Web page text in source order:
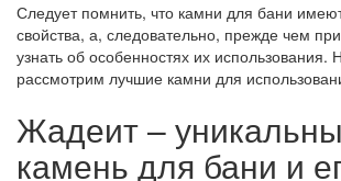
Следует помнить, что камни для бани
свойства, а, следовательно, прежде чем
узнать об особенностях их
рассмотрим лучшие камни для
Жадеит –
камень для бани и